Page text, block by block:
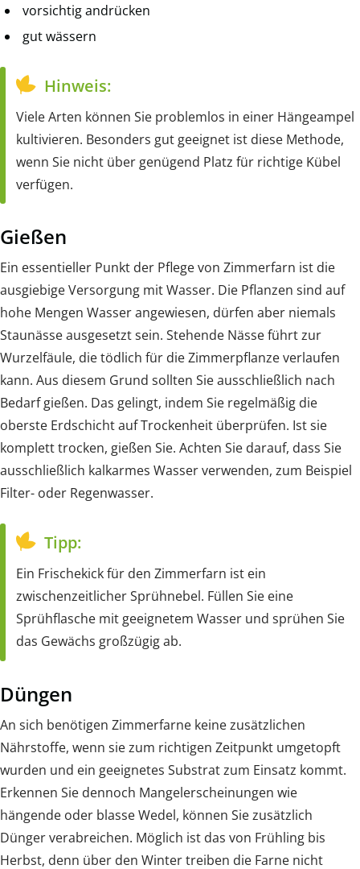
vorsichtig andrücken
gut wässern
Hinweis:
Viele Arten können Sie problemlos in einer Hängeampel
kultivieren. Besonders gut geeignet ist diese Methode,
wenn Sie nicht über genügend Platz für richtige Kübel
verfügen.
Gießen
Ein essentieller Punkt der Pflege von Zimmerfarn ist die
ausgiebige Versorgung mit Wasser. Die Pflanzen sind auf
hohe Mengen Wasser angewiesen, dürfen aber niemals
Staunässe ausgesetzt sein. Stehende Nässe führt zur
Wurzelfäule, die tödlich für die Zimmerpflanze verlaufen
kann. Aus diesem Grund sollten Sie ausschließlich nach
Bedarf gießen. Das gelingt, indem Sie regelmäßig die
oberste Erdschicht auf Trockenheit überprüfen. Ist sie
komplett trocken, gießen Sie. Achten Sie darauf, dass Sie
ausschließlich kalkarmes Wasser verwenden, zum Beispiel
Filter- oder Regenwasser.
Tipp:
Ein Frischekick für den Zimmerfarn ist ein
zwischenzeitlicher Sprühnebel. Füllen Sie eine
Sprühflasche mit geeignetem Wasser und sprühen Sie
das Gewächs großzügig ab.
Düngen
An sich benötigen Zimmerfarne keine zusätzlichen
Nährstoffe, wenn sie zum richtigen Zeitpunkt umgetopft
wurden und ein geeignetes Substrat zum Einsatz kommt.
Erkennen Sie dennoch Mangelerscheinungen wie
hängende oder blasse Wedel, können Sie zusätzlich
Dünger verabreichen. Möglich ist das von Frühling bis
Herbst, denn über den Winter treiben die Farne nicht